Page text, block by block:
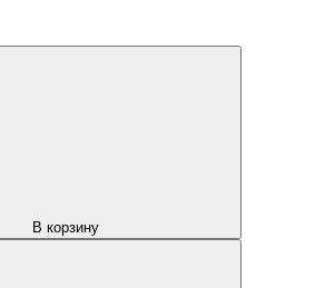
В корзину